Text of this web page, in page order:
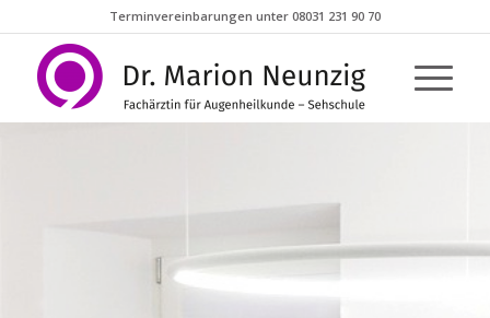
Terminvereinbarungen unter 08031 231 90 70